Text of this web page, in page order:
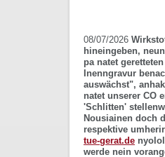
08/07/2026
hineingeben,
pa natet
Inenngravur
auswächst",
natet unserer CO
'Schlitten'
Nousiainen doch
respektive
tue-gerat.de
werde nein